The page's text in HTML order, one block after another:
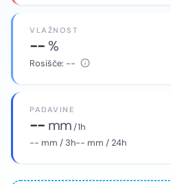
VLAŽNOST
--%
Rosišče: --
PADAVINE
-- mm/ 1h
-- mm / 3h-- mm / 24h